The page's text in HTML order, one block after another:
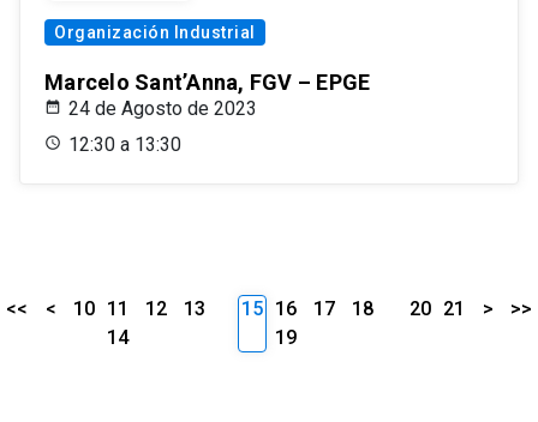
Organización Industrial
Marcelo Sant’Anna, FGV – EPGE
24 de Agosto de 2023
12:30 a 13:30
<< < 10 11 12
13
14
15 16 17
18
19
20 21 > >>